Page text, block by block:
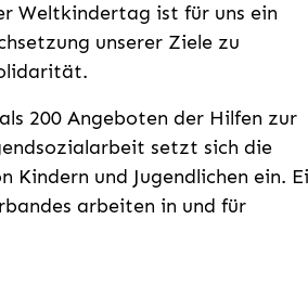
Weltkindertag ist für uns ein
unserer Ziele zu
200 Angeboten der Hilfen zur
setzt sich die
und Jugendlichen ein.
arbeiten in und für